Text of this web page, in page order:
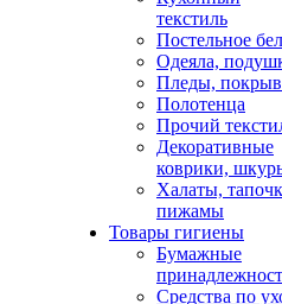
текстиль
Постельное
Одеяла,
Пледы,
Полотенца
Прочий
Декоративные
коврики,
Халаты,
пижамы
Товары гигиены
Бумажные
Средства по